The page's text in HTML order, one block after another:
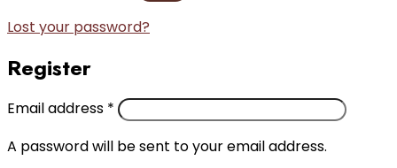
Lost your password?
Register
Email address *
A password will be sent to your email address.